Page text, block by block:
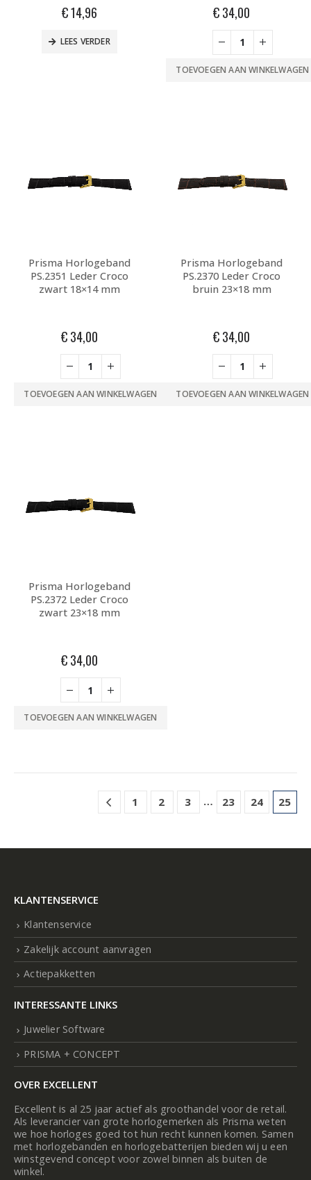
€14,96
LEES VERDER
€34,00
TOEVOEGEN AAN WINKELWAGEN
Prisma Horlogeband
PS.2351 Leder Croco
zwart 18×14 mm
€34,00
TOEVOEGEN AAN WINKELWAGEN
Prisma Horlogeband
PS.2370 Leder Croco
bruin 23×18 mm
€34,00
TOEVOEGEN AAN WINKELWAGEN
Prisma Horlogeband
PS.2372 Leder Croco
zwart 23×18 mm
€34,00
TOEVOEGEN AAN WINKELWAGEN
1 2 3 … 23 24 25
KLANTENSERVICE
Klantenservice
Zakelijk account aanvragen
Actiepakketten
INTERESSANTE LINKS
Juwelier Software
PRISMA + CONCEPT
OVER EXCELLENT
Excellent is al 25 jaar actief als groothandel voor de retail.
Als leverancier van grote horlogemerken als Prisma weten
we hoe horloges goed tot hun recht kunnen komen. Samen
met horlogebanden en horlogebatterijen bieden wij u een
winstgevend concept voor zowel binnen als buiten de
winkel.